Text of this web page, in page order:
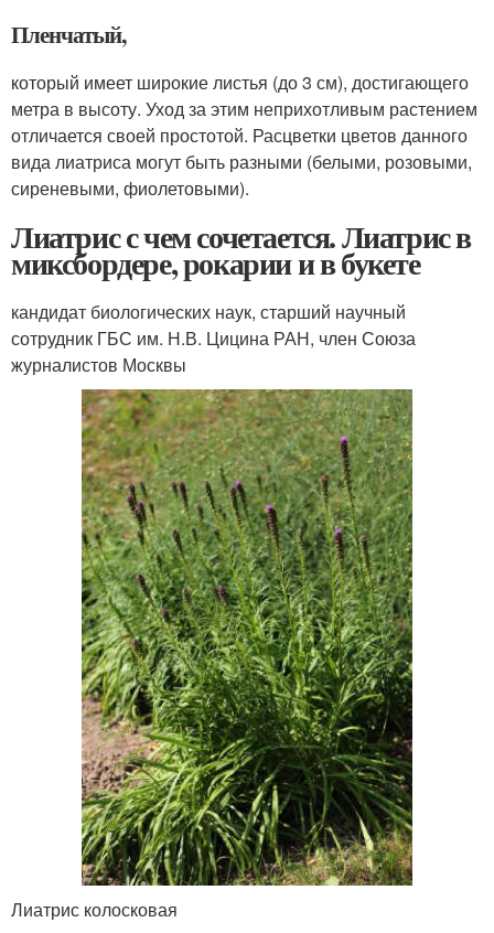
Пленчатый,
который имеет широкие листья (до 3 см), достигающего
метра в высоту. Уход за этим неприхотливым растением
отличается своей простотой. Расцветки цветов данного
вида лиатриса могут быть разными (белыми, розовыми,
сиреневыми, фиолетовыми).
Лиатрис с чем сочетается. Лиатрис в
миксбордере, рокарии и в букете
кандидат биологических наук, старший научный
сотрудник ГБС им. Н.В. Цицина РАН, член Союза
журналистов Москвы
Лиатрис колосковая